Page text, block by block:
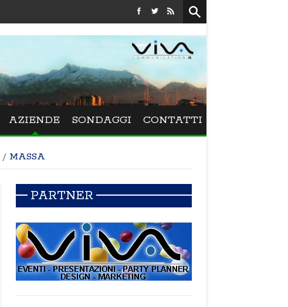
Festival La Versiliana - Maurizio Schweizer
AZIENDE SONDAGGI CONTATTI
/ MASSA
PARTNER